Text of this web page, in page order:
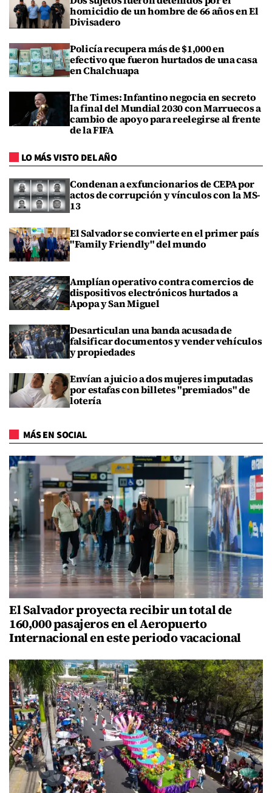
homicidio de un hombre de 66 años en El
Divisadero
Policía recupera más de $1,000 en
efectivo que fueron hurtados de una casa
en Chalchuapa
The Times: Infantino negocia en secreto
la final del Mundial 2030 con Marruecos a
cambio de apoyo para reelegirse al frente
de la FIFA
LO MÁS VISTO DEL AÑO
Condenan a exfuncionarios de CEPA por
actos de corrupción y vínculos con la MS-
13
El Salvador se convierte en el primer país
"Family Friendly" del mundo
Amplían operativo contra comercios de
dispositivos electrónicos hurtados a
Apopa y San Miguel
Desarticulan una banda acusada de
falsificar documentos y vender vehículos
y propiedades
Envían a juicio a dos mujeres imputadas
por estafas con billetes "premiados" de
lotería
MÁS EN SOCIAL
El Salvador proyecta recibir un total de
160,000 pasajeros en el Aeropuerto
Internacional en este periodo vacacional